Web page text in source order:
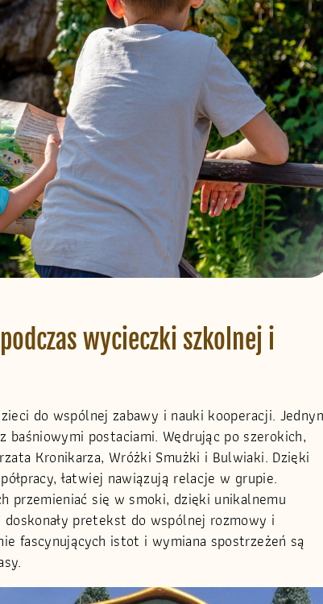
podczas wycieczki szkolnej i
do wspólnej zabawy i nauki kooperacji.
postaciami. Wędrując po szerokich,
Kronikarza, Wróżki Smużki i Bulwiaki. Dzięki
łatwiej nawiązują relacje w grupie.
przemieniać się w smoki, dzięki unikalnemu
pretekst do wspólnej rozmowy i
fascynujących istot i wymiana spostrzeżeń są